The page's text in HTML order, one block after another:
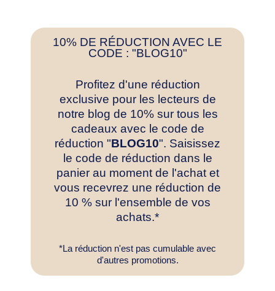
10% DE RÉDUCTION AVEC LE
CODE : "BLOG10"
Profitez d'une réduction
exclusive pour les lecteurs de
notre blog de 10% sur tous les
cadeaux avec le code de
réduction "BLOG10". Saisissez
le code de réduction dans le
panier au moment de l'achat et
vous recevrez une réduction de
10 % sur l'ensemble de vos
achats.*
*La réduction n'est pas cumulable avec
d'autres promotions.